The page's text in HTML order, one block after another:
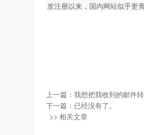
发注册以来，国内网站似乎
上一篇： 我想把我收到的邮件
下一篇：已经没有了。
>> 相关文章